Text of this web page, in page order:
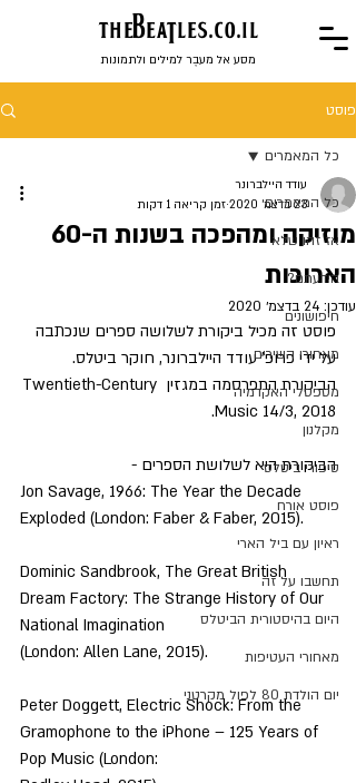
theBeaTles.co.il
מסע אל מעבֶר למילים ולתמונות
פוסט
כל המאמרים
אז זהו שלא
הידעתם?
חיפושונים
מאחורי השירים
מספסלי האקדמיה
מקלנון
סיפורי ביטלס
פוסט אורח
ראיון עם ביל הארי
תחשבו על זה
היום בהיסטורית הביטלס
מאחורי העטיפות
יום הולדת 80 לפול מקרטני
כל המאמרים
מוזיקה ומהפכה בשנות ה-60
הארוכות
עודד היילברונר
23 בדצמ׳ 2020
זמן קריאה 1 דקות
עודכן: 24 בדצמ׳ 2020
פוסט זה מכיל ביקורת לשלושה ספרים שנכתבה
על ידי פרופ' עודד היילברונר, חוקר ביטלס.
הביקורת התפרסמה במגזין Twentieth-Century
Music 14/3, 2018.
הביקורת היא לשלושת הספרים -
Jon Savage, 1966: The Year the Decade
Exploded (London: Faber & Faber, 2015).
Dominic Sandbrook, The Great British
Dream Factory: The Strange History of Our
National Imagination
(London: Allen Lane, 2015).
Peter Doggett, Electric Shock: From the
Gramophone to the iPhone – 125 Years of
Pop Music (London: